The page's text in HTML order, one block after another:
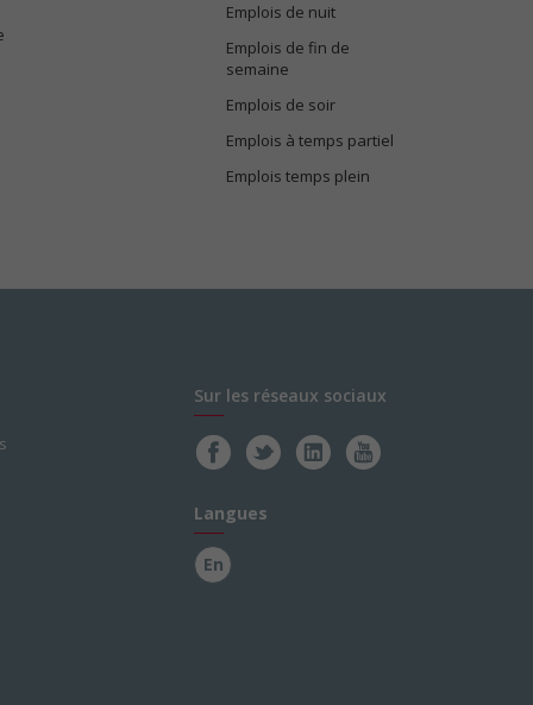
Emplois de nuit
Emplois de fin de
semaine
Emplois de soir
Emplois à temps partiel
Emplois temps plein
Sur les réseaux sociaux
Langues
En